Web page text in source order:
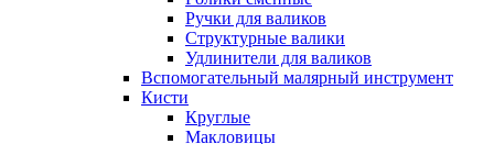
Ручки для валиков
Структурные валики
Удлинители для валиков
Вспомогательный малярный инструмент
Кисти
Круглые
Макловицы